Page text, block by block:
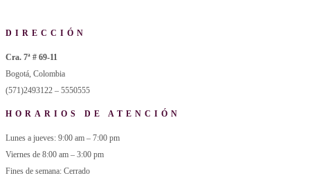
DIRECCIÓN
Cra. 7ª # 69-11
Bogotá, Colombia
(571)2493122 – 5550555
HORARIOS DE ATENCIÓN
Lunes a jueves: 9:00 am – 7:00 pm
Viernes de 8:00 am – 3:00 pm
Fines de semana: Cerrado